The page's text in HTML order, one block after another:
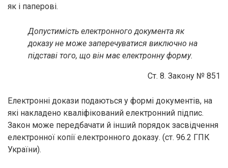
як і паперові.
Допустимість електронного документа як
доказу не може заперечуватися виключно на
підставі того, що він має електронну форму.
Ст. 8. Закону № 851
Електронні докази подаються у формі документів, на
які накладено кваліфікований електронний підпис.
Закон може передбачати й інший порядок засвідчення
електронної копії електронного доказу. (ст. 96.2 ГПК
України).